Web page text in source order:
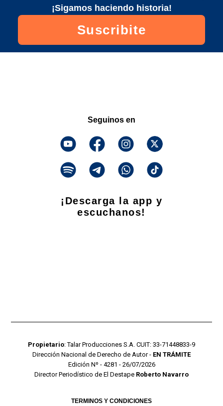
¡Sigamos haciendo historia!
Suscribite
Seguinos en
¡Descarga la app y
escuchanos!
Propietario: Talar Producciones S.A. CUIT: 33-71448833-9
Dirección Nacional de Derecho de Autor - EN TRÁMITE
Edición Nº - 4281 - 26/07/2026
Director Periodístico de El Destape Roberto Navarro
TERMINOS Y CONDICIONES